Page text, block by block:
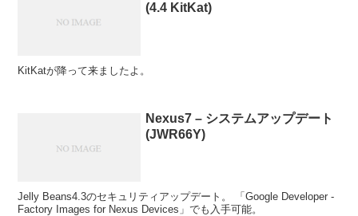
(4.4 KitKat)
KitKatが降って来ましたよ。
Nexus7 – システムアップデート
(JWR66Y)
Jelly Beans4.3のセキュリティアップデート。 「Google Developer -
Factory Images for Nexus Devices」でも入手可能。